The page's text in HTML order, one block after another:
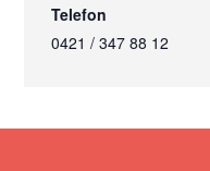
Telefon
0421 / 347 88 12